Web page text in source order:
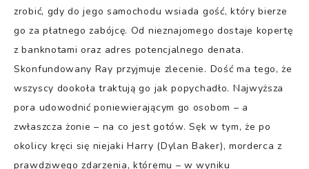
zrobić, gdy do jego samochodu wsiada gość, który bierze
go za płatnego zabójcę. Od nieznajomego dostaje kopertę
z banknotami oraz adres potencjalnego denata.
Skonfundowany Ray przyjmuje zlecenie. Dość ma tego, że
wszyscy dookoła traktują go jak popychadło. Najwyższa
pora udowodnić poniewierającym go osobom – a
zwłaszcza żonie – na co jest gotów. Sęk w tym, że po
okolicy kręci się niejaki Harry (Dylan Baker), morderca z
prawdziwego zdarzenia, któremu – w wyniku